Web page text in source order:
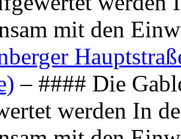
mit den
– #### Die
werden In